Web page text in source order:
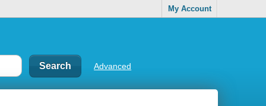
My Account
Advanced